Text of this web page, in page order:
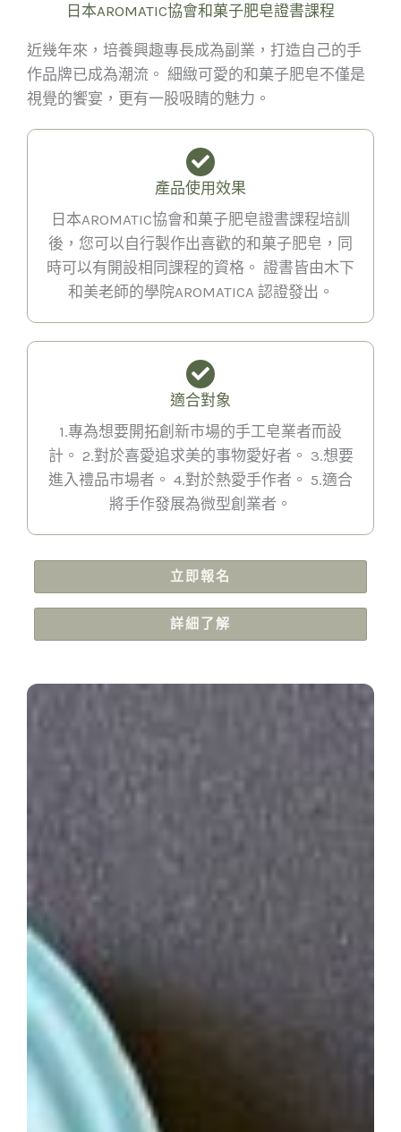
日本AROMATIC協會和菓子肥皂證書課程
近幾年來，培養興趣專長成為副業，打造自己的手
作品牌已成為潮流。 細緻可愛的和菓子肥皂不僅是
視覺的饗宴，更有一股吸睛的魅力。
產品使用效果
日本AROMATIC協會和菓子肥皂證書課程培訓
後，您可以自行製作出喜歡的和菓子肥皂，同
時可以有開設相同課程的資格。 證書皆由木下
和美老師的學院AROMATICA 認證發出。
適合對象
1.專為想要開拓創新市場的手工皂業者而設
計。 2.對於喜愛追求美的事物愛好者。 3.想要
進入禮品市場者。 4.對於熱愛手作者。 5.適合
將手作發展為微型創業者。
立即報名
詳細了解